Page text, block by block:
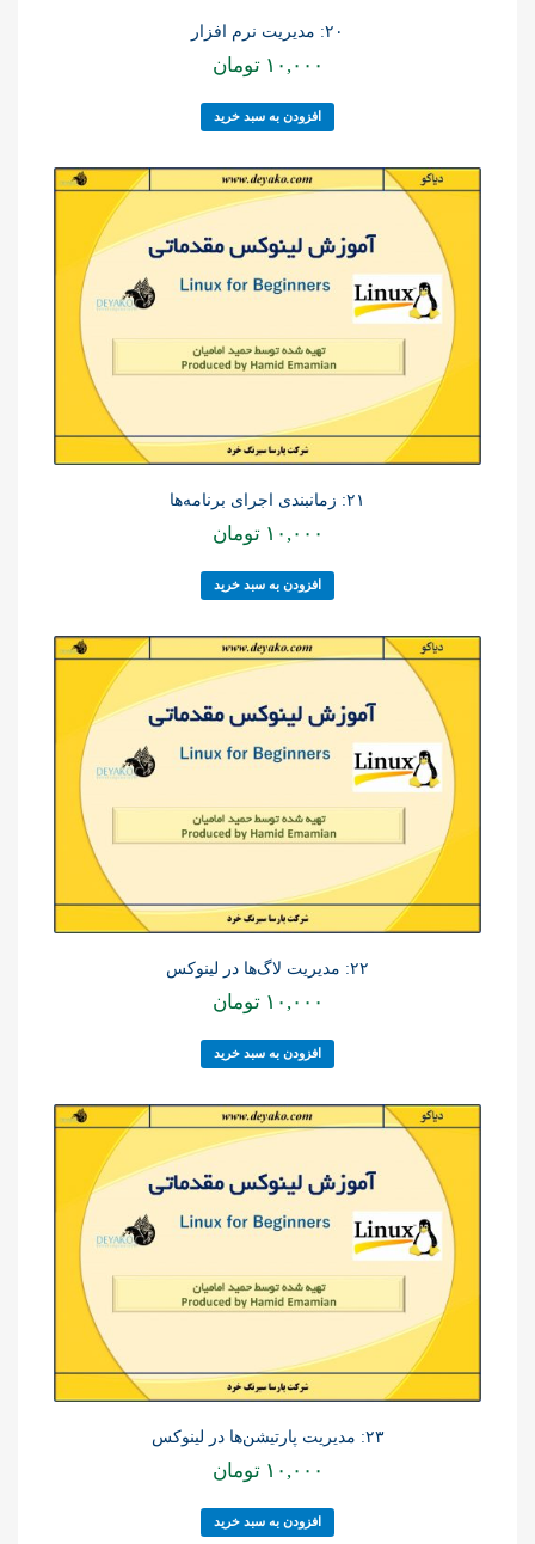
۲۰: مدیریت نرم افزار
۱۰,۰۰۰ تومان
افزودن به سبد خرید
۲۱: زمانبندی اجرای برنامه‌ها
۱۰,۰۰۰ تومان
افزودن به سبد خرید
۲۲: مدیریت لاگ‌ها در لینوکس
۱۰,۰۰۰ تومان
افزودن به سبد خرید
۲۳: مدیریت پارتیشن‌ها در لینوکس
۱۰,۰۰۰ تومان
افزودن به سبد خرید